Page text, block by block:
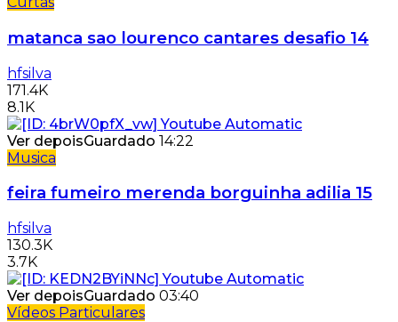
matanca sao lourenco cantares desafio 14
hfsilva
171.4K
8.1K
Ver depoisGuardado 14:22
Musica
feira fumeiro merenda borguinha adilia 15
hfsilva
130.3K
3.7K
Ver depoisGuardado 03:40
Vídeos Particulares